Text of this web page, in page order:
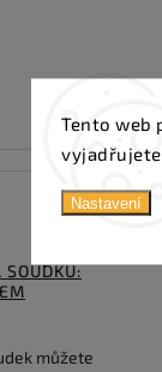
Tento web
Nastavení
SOUDKU:
můžete